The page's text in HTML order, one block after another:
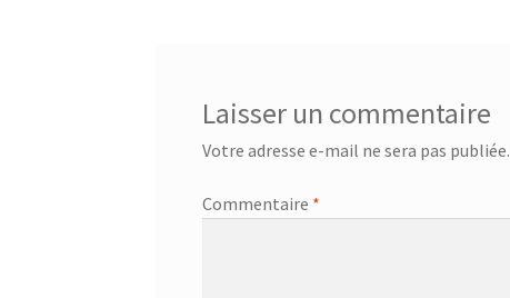
Laisser un commentaire
Votre adresse e-mail ne sera pas publiée.
Commentaire *